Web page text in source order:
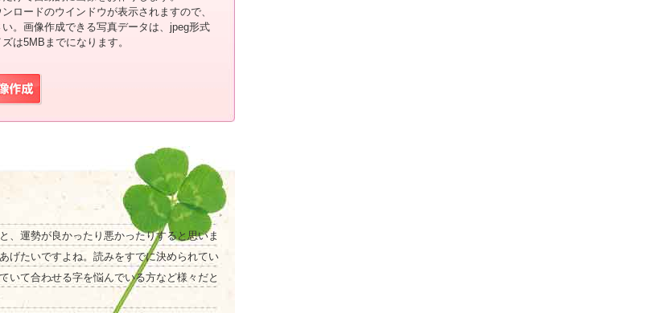
ロードのウインドウが表示されますので、
。画像作成できる写真データは、jpeg形式
は5MBまでになります。
、運勢が良かったり悪かったりすると思いま
げたいですよね。読みをすでに決められてい
いて合わせる字を悩んでいる方など様々だと